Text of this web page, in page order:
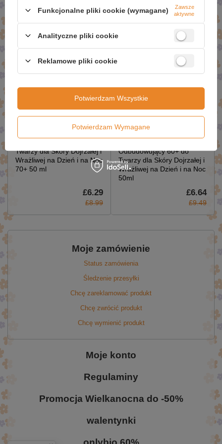
£5.10 £3.56
£5.09
Bielenda Royal Rose Elixir
Twarzy dla Skóry Dojrzałej i
Wrażliwej na Dzień i na Noc
70+ 50 ml
£6.29
£8.99
Bielenda Royal Rose Elixir
Przeciwzmarszczkowy
Odbudowujący 60+ do
Twarzy dla Skóry Dojrzałej i
Wrażliwej na Dzień i na Noc
50ml
£6.64
£9.49
Moje zamówienie
Status zamówienia
Śledzenie przesyłki
Chcę zareklamować produkt
Chcę zwrócić produkt
Chcę wymienić produkt
Moje konto
Regulaminy
Promocja Wielkanocna do -50%
walentynki
Funkcjonalne pliki cookie (wymagane)
Zawsze
aktywne
Analityczne pliki cookie
Reklamowe pliki cookie
Potwierdzam Wymagane
Potwierdzam Wszystkie